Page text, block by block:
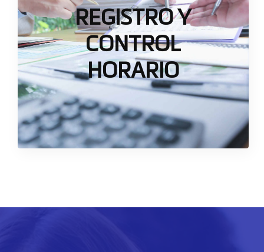
REGISTRO Y
CONTROL
HORARIO
Registro y Control Horario
Aplicación web, intuitiva y sencilla que le va
a permitir gestionar todas las tareas
relacionadas con el registro horario de sus
trabajadores
Quiero Saber Más